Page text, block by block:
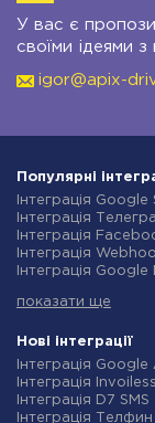
У вас є
своїми ідеями
igor@apix-
Популярні
Інтеграція Google
Інтеграція
Інтеграція
Інтеграція
Інтеграція Google
Інтеграція Gmail
Інтеграція Rozetka
Інтеграція
Інтеграція Binotel
Інтеграція Prom
Інтеграція
показати ще
Нові інтеграції
Інтеграція
Інтеграція Invoiless
Інтеграція D7 SMS
Інтеграція Телфин